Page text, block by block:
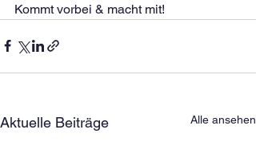
Kommt vorbei & macht mit!
Aktuelle Beiträge Alle ansehen